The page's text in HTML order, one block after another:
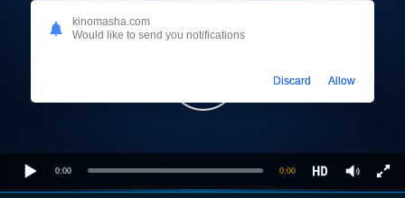
0:00 0:00
kinomasha.com
Would like to send you notifications
Discard Allow